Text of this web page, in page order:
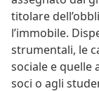
titolare
l’immobile.
strumentali, le
sociale e quelle
soci o agli